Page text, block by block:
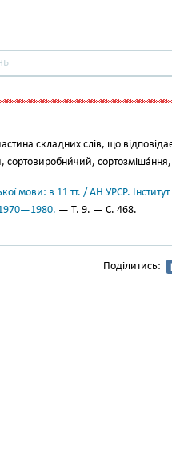
складних слів, що
сортовиробни́чий, сортозміша́ння,
мови: в 11 тт. / АН УРСР.
— Т. 9. — С. 468.
Поділитись: